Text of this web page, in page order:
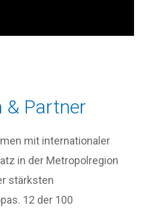
& Partner
mit internationaler
in der Metropolregion
stärksten
12 der 100